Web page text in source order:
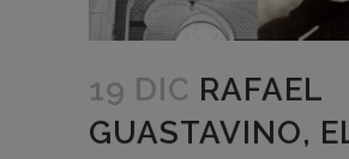
19 DIC RAFAEL
GUASTAVINO,